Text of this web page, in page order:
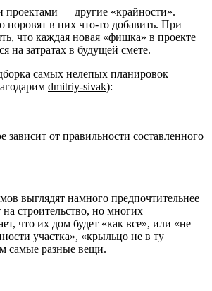
— другие «крайности».
норовят в них что-то добавить. При
что каждая новая «фишка» в проекте
на затратах в будущей смете.
самых нелепых планировок
dmitriy-sivak):
зависит от правильности составленного
выглядят намного предпочтительнее
на строительство, но многих
что их дом будет «как все», или «не
участка», «крыльцо не в ту
самые разные вещи.